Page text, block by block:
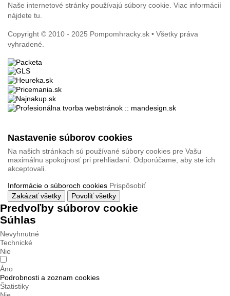
Naše internetové stránky používajú súbory cookie. Viac informácií
nájdete tu
Copyright © 2010 - 2025 Pompomhracky.sk • Všetky práva
vyhradené.
Nastavenie súborov cookies
Na našich stránkach sú používané súbory cookies pre Vašu
maximálnu spokojnosť pri prehliadaní. Odporúčame, aby ste ich
akceptovali.
Informácie o súboroch cookies Prispôsobiť
Zakázať všetky
Povoliť všetky
Predvoľby súborov cookie
Súhlas
Nevyhnutné
Technické
Nie
Áno
Podrobnosti a zoznam cookies
Štatistiky